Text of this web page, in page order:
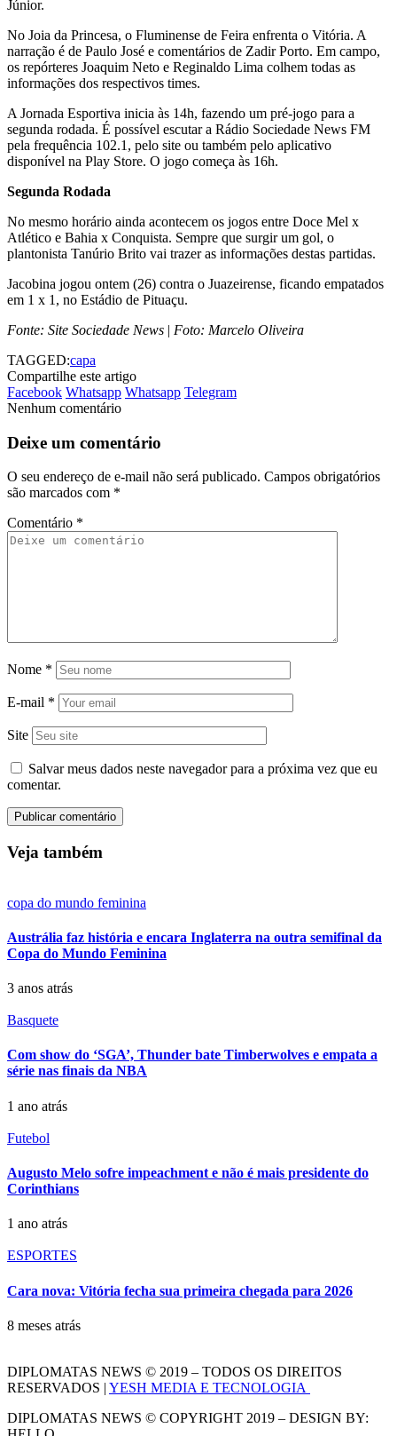
Júnior.
No Joia da Princesa, o Fluminense de Feira enfrenta o Vitória. A
narração é de Paulo José e comentários de Zadir Porto. Em campo,
os repórteres Joaquim Neto e Reginaldo Lima colhem todas as
informações dos respectivos times.
A Jornada Esportiva inicia às 14h, fazendo um pré-jogo para a
segunda rodada. É possível escutar a Rádio Sociedade News FM
pela frequência 102.1, pelo site ou também pelo aplicativo
disponível na Play Store. O jogo começa às 16h.
Segunda Rodada
No mesmo horário ainda acontecem os jogos entre Doce Mel x
Atlético e Bahia x Conquista. Sempre que surgir um gol, o
plantonista Tanúrio Brito vai trazer as informações destas partidas.
Jacobina jogou ontem (26) contra o Juazeirense, ficando empatados
em 1 x 1, no Estádio de Pituaçu.
Fonte: Site Sociedade News | Foto: Marcelo Oliveira
TAGGED:capa
Compartilhe este artigo
Facebook Whatsapp Whatsapp Telegram
Nenhum comentário
Deixe um comentário
O seu endereço de e-mail não será publicado. Campos obrigatórios
são marcados com *
Comentário *
Nome *
E-mail *
Site
Salvar meus dados neste navegador para a próxima vez que eu
comentar.
Veja também
copa do mundo feminina
Austrália faz história e encara Inglaterra na outra semifinal da
Copa do Mundo Feminina
3 anos atrás
Basquete
Com show do ‘SGA’, Thunder bate Timberwolves e empata a
série nas finais da NBA
1 ano atrás
Futebol
Augusto Melo sofre impeachment e não é mais presidente do
Corinthians
1 ano atrás
ESPORTES
Cara nova: Vitória fecha sua primeira chegada para 2026
8 meses atrás
DIPLOMATAS NEWS © 2019 – TODOS OS DIREITOS
RESERVADOS | YESH MEDIA E TECNOLOGIA
DIPLOMATAS NEWS © COPYRIGHT 2019 – DESIGN BY: